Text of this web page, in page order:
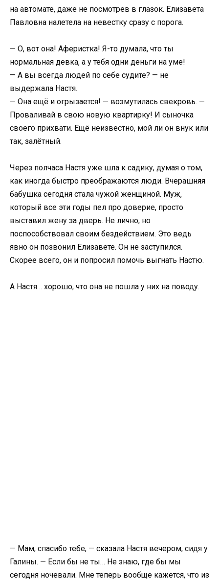
на автомате, даже не посмотрев в глазок. Елизавета
Павловна налетела на невестку сразу с порога.
— О, вот она! Аферистка! Я-то думала, что ты
нормальная девка, а у тебя одни деньги на уме!
— А вы всегда людей по себе судите? — не
выдержала Настя.
— Она ещё и огрызается! — возмутилась свекровь. —
Проваливай в свою новую квартирку! И сыночка
своего прихвати. Ещё неизвестно, мой ли он внук или
так, залётный.
Через полчаса Настя уже шла к садику, думая о том,
как иногда быстро преображаются люди. Вчерашняя
бабушка сегодня стала чужой женщиной. Муж,
который все эти годы пел про доверие, просто
выставил жену за дверь. Не лично, но
поспособствовал своим бездействием. Это ведь
явно он позвонил Елизавете. Он не заступился.
Скорее всего, он и попросил помочь выгнать Настю.
А Настя… хорошо, что она не пошла у них на поводу.
— Мам, спасибо тебе, — сказала Настя вечером, сидя у
Галины. — Если бы не ты… Не знаю, где бы мы
сегодня ночевали. Мне теперь вообще кажется, что из